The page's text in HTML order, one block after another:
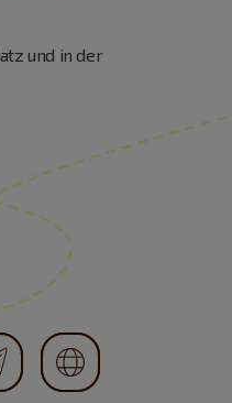
und in der